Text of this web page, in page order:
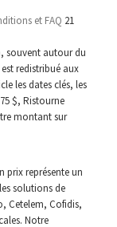
et FAQ 21
souvent autour du
redistribué aux
les dates clés, les
$, Ristourne
montant sur
prix représente un
solutions de
Cetelem, Cofidis,
Notre